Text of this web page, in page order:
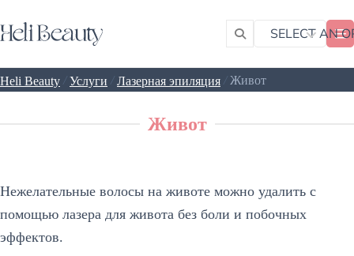
SELECT AN
Heli Beauty / Услуги / Лазерная эпиляция / Живот
Живот
Нежелательные волосы на животе можно удалить с
помощью лазера для живота без боли и побочных
эффектов.